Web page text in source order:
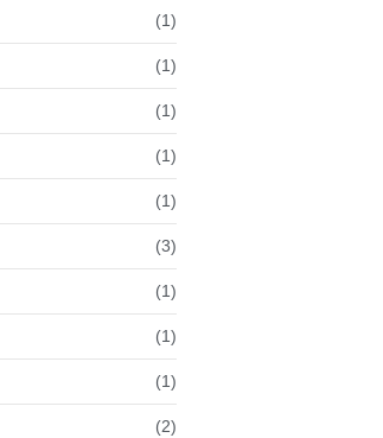
(1)
(1)
(1)
(1)
(1)
(3)
(1)
(1)
(1)
(2)